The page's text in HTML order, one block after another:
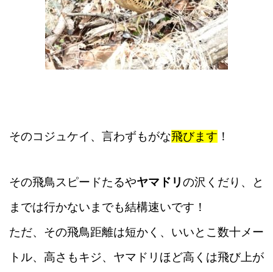
そのコジュケイ、言わずもがな飛びます ！
その飛鳥スピードたるやヤマドリの沢くだり、と
までは行かないまでも結構速いです！
ただ、その飛鳥距離は短かく、いいとこ数十メー
トル、高さもキジ、ヤマドリほど高くは飛び上が